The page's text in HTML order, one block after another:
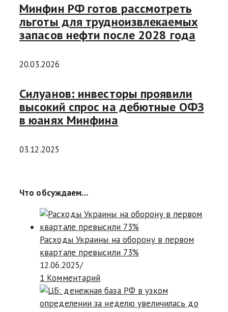
Минфин РФ готов рассмотреть
льготы для трудноизвлекаемых
запасов нефти после 2028 года
20.03.2026
Силуанов: инвесторы проявили
высокий спрос на дебютные ОФЗ
в юанях Минфина
03.12.2025
Что обсуждаем…
Расходы Украины на оборону в первом
квартале превысили 73%
12.06.2025/
1 Комментарий